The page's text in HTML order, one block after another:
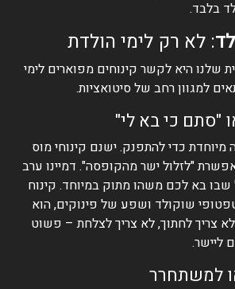
בלבד.
: לא רק לימי הולדת
שלנו היא לקשר קינוחים מפוארים לימי
למגוון רחב של סיטואציות.
"סתם כי בא לי"
מיוחדת כדי להתפנק. ישנם קינוחי מוס
"לזלול ישר מהקופסה". דמיינו ערב
שבו בא לכם משהו מתוק במיוחד. קינוח
שוקולד ושפע של פינוקים, הוא
לא צריך לחתוך, לא צריך לצלחת – פשוט
ליישר.
למשתחרר